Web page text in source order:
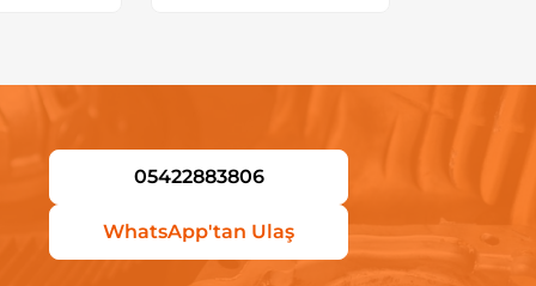
05422883806
WhatsApp'tan Ulaş